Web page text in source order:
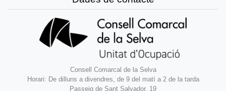
Consell Comarcal de la Selva
Horari: De dilluns a divendres, de 9 del matí a 2 de la tarda
Passeig de Sant Salvador, 19